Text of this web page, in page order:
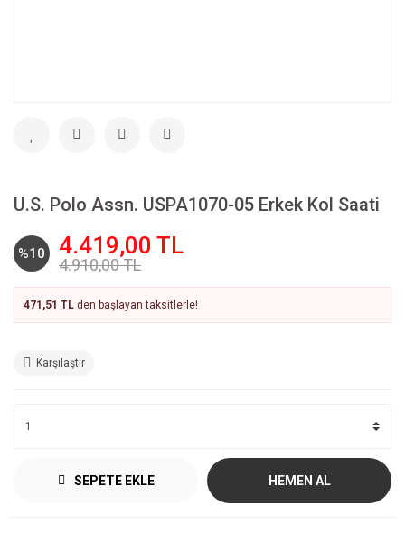
U.S. Polo Assn. USPA1070-05 Erkek Kol Saati
%10 4.419,00 TL
4.910,00 TL
471,51 TL den başlayan taksitlerle!
Karşılaştır
SEPETE EKLE HEMEN AL